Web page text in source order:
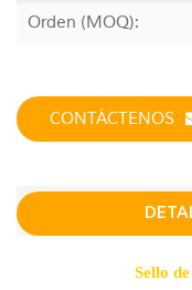
Orden (MOQ):
CONTÁCTENOS
Sello